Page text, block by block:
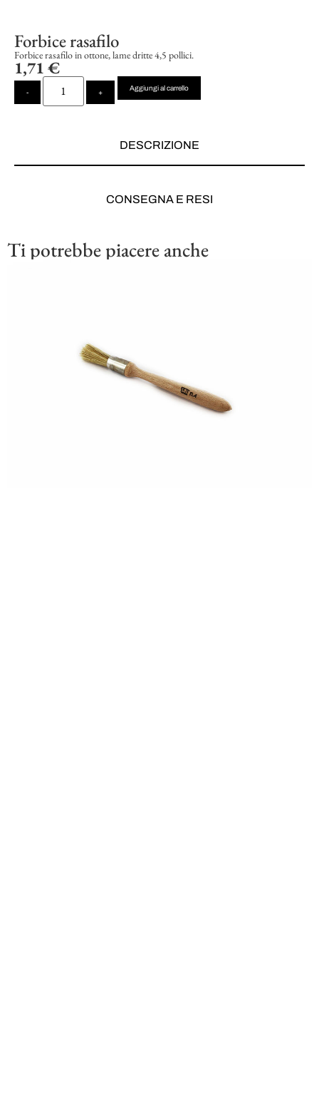
Forbice rasafilo
Forbice rasafilo in ottone, lame dritte 4,5 pollici.
1,71 €
- +
Aggiungi al carrello
DESCRIZIONE
CONSEGNA E RESI
Ti potrebbe piacere anche